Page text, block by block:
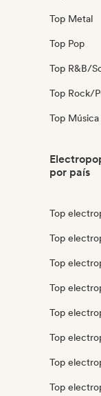
Top Metal
Top Pop
Top R&B/
Top Rock/
Top
por país
Top
Top
Top
Top
Top
Top
Top
Top